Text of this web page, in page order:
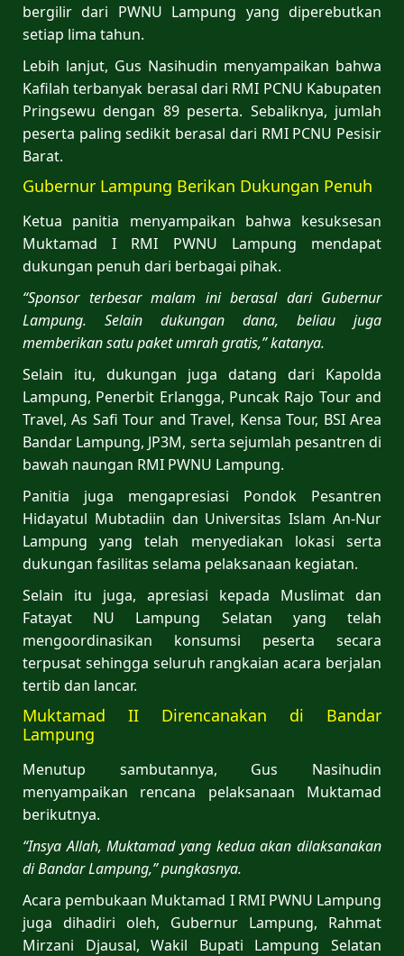
bergilir dari PWNU Lampung yang diperebutkan
setiap lima tahun.
Lebih lanjut, Gus Nasihudin menyampaikan bahwa
Kafilah terbanyak berasal dari RMI PCNU Kabupaten
Pringsewu dengan 89 peserta. Sebaliknya, jumlah
peserta paling sedikit berasal dari RMI PCNU Pesisir
Barat.
Gubernur Lampung Berikan Dukungan Penuh
Ketua panitia menyampaikan bahwa kesuksesan
Muktamad I RMI PWNU Lampung mendapat
dukungan penuh dari berbagai pihak.
“Sponsor terbesar malam ini berasal dari Gubernur
Lampung. Selain dukungan dana, beliau juga
memberikan satu paket umrah gratis,” katanya.
Selain itu, dukungan juga datang dari Kapolda
Lampung, Penerbit Erlangga, Puncak Rajo Tour and
Travel, As Safi Tour and Travel, Kensa Tour, BSI Area
Bandar Lampung, JP3M, serta sejumlah pesantren di
bawah naungan RMI PWNU Lampung.
Panitia juga mengapresiasi Pondok Pesantren
Hidayatul Mubtadiin dan Universitas Islam An-Nur
Lampung yang telah menyediakan lokasi serta
dukungan fasilitas selama pelaksanaan kegiatan.
Selain itu juga, apresiasi kepada Muslimat dan
Fatayat NU Lampung Selatan yang telah
mengoordinasikan konsumsi peserta secara
terpusat sehingga seluruh rangkaian acara berjalan
tertib dan lancar.
Muktamad II Direncanakan di Bandar
Lampung
Menutup sambutannya, Gus Nasihudin
menyampaikan rencana pelaksanaan Muktamad
berikutnya.
“Insya Allah, Muktamad yang kedua akan dilaksanakan
di Bandar Lampung,” pungkasnya.
Acara pembukaan Muktamad I RMI PWNU Lampung
juga dihadiri oleh, Gubernur Lampung, Rahmat
Mirzani Djausal, Wakil Bupati Lampung Selatan